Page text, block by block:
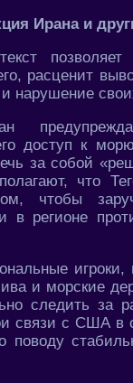
Ирана и
позволяет
расценит
и нарушение
доступ к
за собой
что
чтобы
в регионе
и морские
следить за
связи с США в
поводу